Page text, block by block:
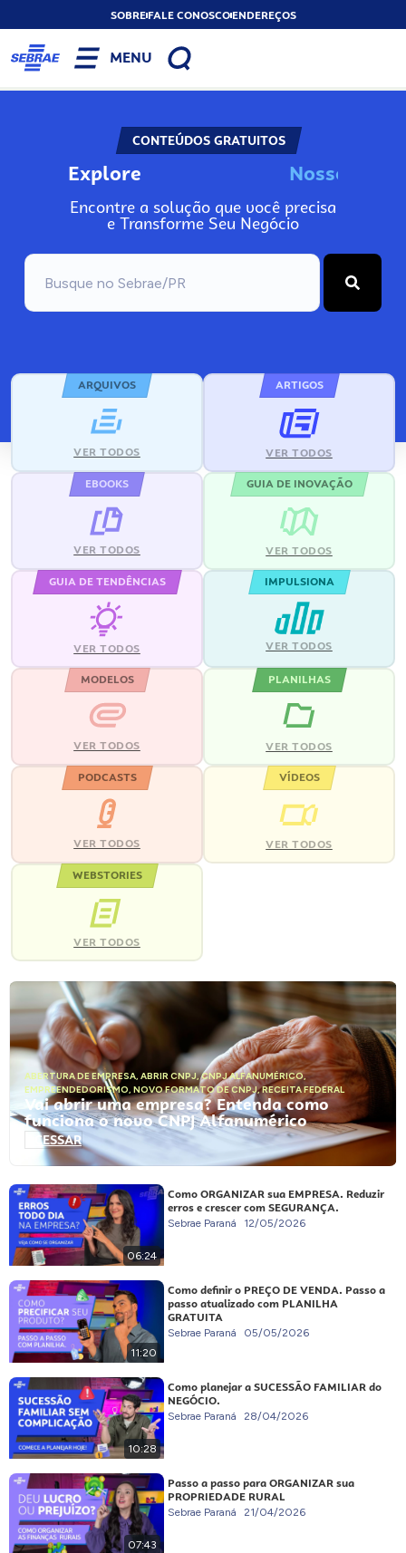
SOBREFALE CONOSCOENDEREÇOS
MENU
CONTEÚDOS GRATUITOS
Explore No
Encontre a solução que você precisa
e Transforme Seu Negócio
ARQUIVOS
VER TODOS
ARTIGOS
VER TODOS
EBOOKS
VER TODOS
GUIA DE INOVAÇÃO
VER TODOS
GUIA DE TENDÊNCIAS
VER TODOS
IMPULSIONA
VER TODOS
MODELOS
VER TODOS
PLANILHAS
VER TODOS
PODCASTS
VER TODOS
VÍDEOS
VER TODOS
WEBSTORIES
VER TODOS
ABERTURA DE EMPRESA, ABRIR CNPJ,CNPJ ALFANUMÉRICO,
EMPREENDEDORISMO, NOVO FORMATO DE CNPJ,RECEITA FEDERAL
Vai abrir uma empresa? Entenda como
funciona o novo CNPJ Alfanumérico
ACESSAR
06:24
Como ORGANIZAR sua EMPRESA. Reduzir
erros e crescer com SEGURANÇA.
Sebrae Paraná 12/05/2026
11:20
Como definir o PREÇO DE VENDA. Passo a
passo atualizado com PLANILHA
GRATUITA
Sebrae Paraná 05/05/2026
10:28
Como planejar a SUCESSÃO FAMILIAR do
NEGÓCIO.
Sebrae Paraná 28/04/2026
07:43
Passo a passo para ORGANIZAR sua
PROPRIEDADE RURAL
Sebrae Paraná 21/04/2026